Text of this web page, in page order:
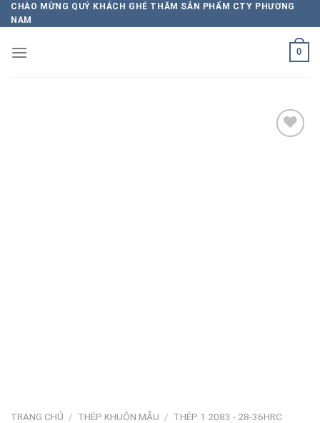
Chuyển
đến
dung
CHÀO MỪNG QUÝ KHÁCH GHÉ THĂM SẢN PHẨM CTY PHƯƠNG
NAM
0
TRANG CHỦ / THÉP KHUÔN MẪU / THÉP 1.2083 - 28-36HRC